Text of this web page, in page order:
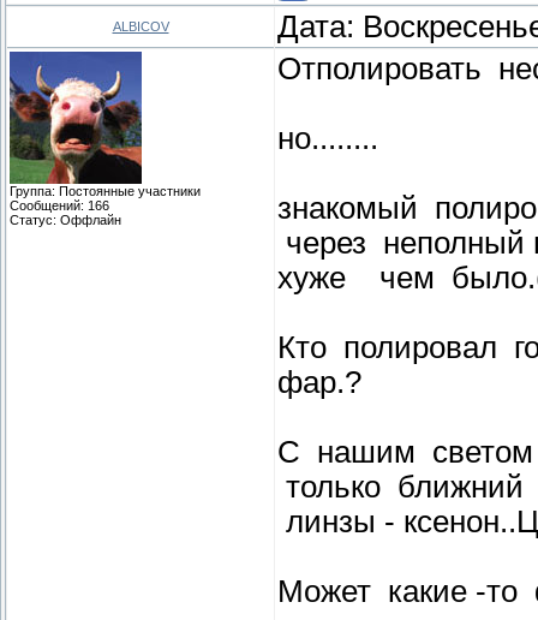
ALBICOV Дата:
Группа: Постоянные участники
Сообщений: 166
Статус: Оффлайн
Отполировать
но........
знакомый
через
хуже чем
Кто полировал
фар.?
С нашим светом
только ближний
линзы -
Может какие -то